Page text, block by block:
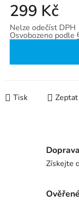
299 Kč
Nelze odečíst DPH
Osvobozeno podle
Tisk
Získejte